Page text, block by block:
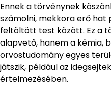
Ennek a törvénynek
számolni, mekkora erő
feltöltött test között. Ez a
alapvető, hanem a kémia,
orvostudomány egyes
játszik, például az
értelmezésében.